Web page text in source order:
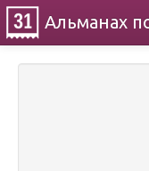
Альманах